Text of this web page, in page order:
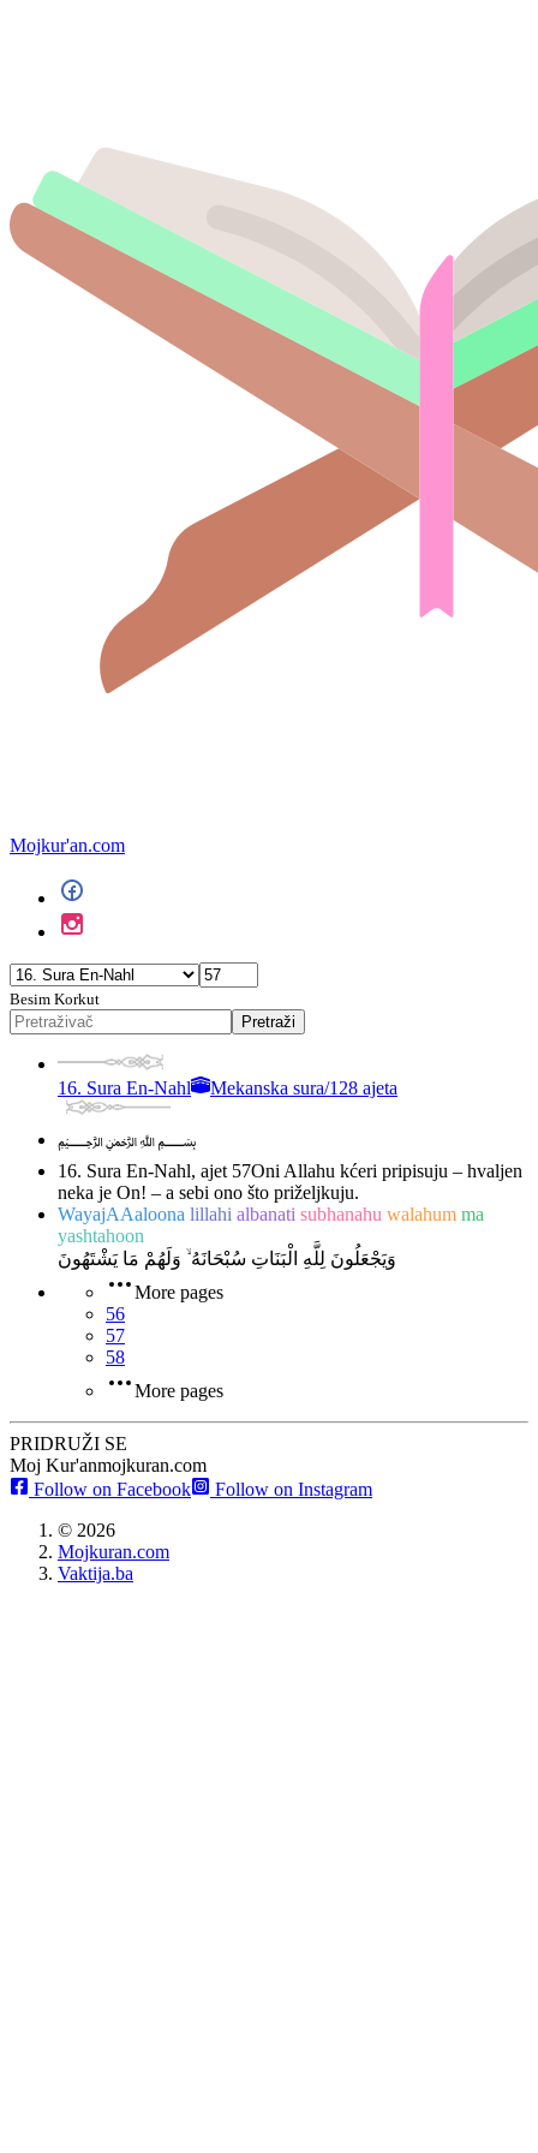
Mojkur'an.com
Besim Korkut
Pretraži
16. Sura En-Nahl Mekanska sura/128 ajeta
﷽
16. Sura En-Nahl, ajet 57Oni Allahu kćeri pripisuju – hvaljen
neka je On! – a sebi ono što priželjkuju.
WayajAAaloona lillahi albanati subhanahu walahum ma
yashtahoon
وَيَجْعَلُونَ لِلَّهِ الْبَنَاتِ سُبْحَانَهُ ۙ وَلَهُمْ مَا يَشْتَهُونَ
More pages
56
57
58
More pages
PRIDRUŽI SE
Moj Kur'anmojkuran.com
Follow on Facebook
Follow on Instagram
© 2026
Mojkuran.com
Vaktija.ba